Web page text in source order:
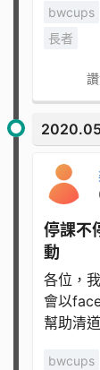
bwcups
長者
停課不
動
各位，
會以
幫助清
bwcups